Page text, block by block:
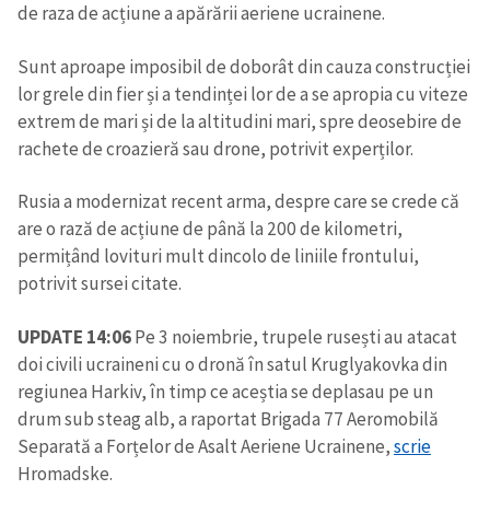
Despre ZdG
на русском
de raza de acțiune a apărării aeriene ucrainene.
Sunt aproape imposibil de doborât din cauza construcției
lor grele din fier și a tendinței lor de a se apropia cu viteze
extrem de mari și de la altitudini mari, spre deosebire de
rachete de croazieră sau drone, potrivit experților.
Rusia a modernizat recent arma, despre care se crede că
are o rază de acțiune de până la 200 de kilometri,
permițând lovituri mult dincolo de liniile frontului,
potrivit sursei citate.
UPDATE 14:06Pe 3 noiembrie, trupele rusești au atacat
doi civili ucraineni cu o dronă în satul Kruglyakovka din
regiunea Harkiv, în timp ce aceștia se deplasau pe un
drum sub steag alb, a raportat Brigada 77 Aeromobilă
Separată a Forțelor de Asalt Aeriene Ucrainene,scrie
Hromadske.